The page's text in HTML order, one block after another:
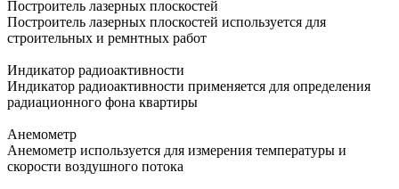
Построитель лазерных плоскостей
Построитель лазерных плоскостей используется для
строительных и ремнтных работ
Индикатор радиоактивности
Индикатор радиоактивности применяется для определения
радиационного фона квартиры
Анемометр
Анемометр используется для измерения температуры и
скорости воздушного потока